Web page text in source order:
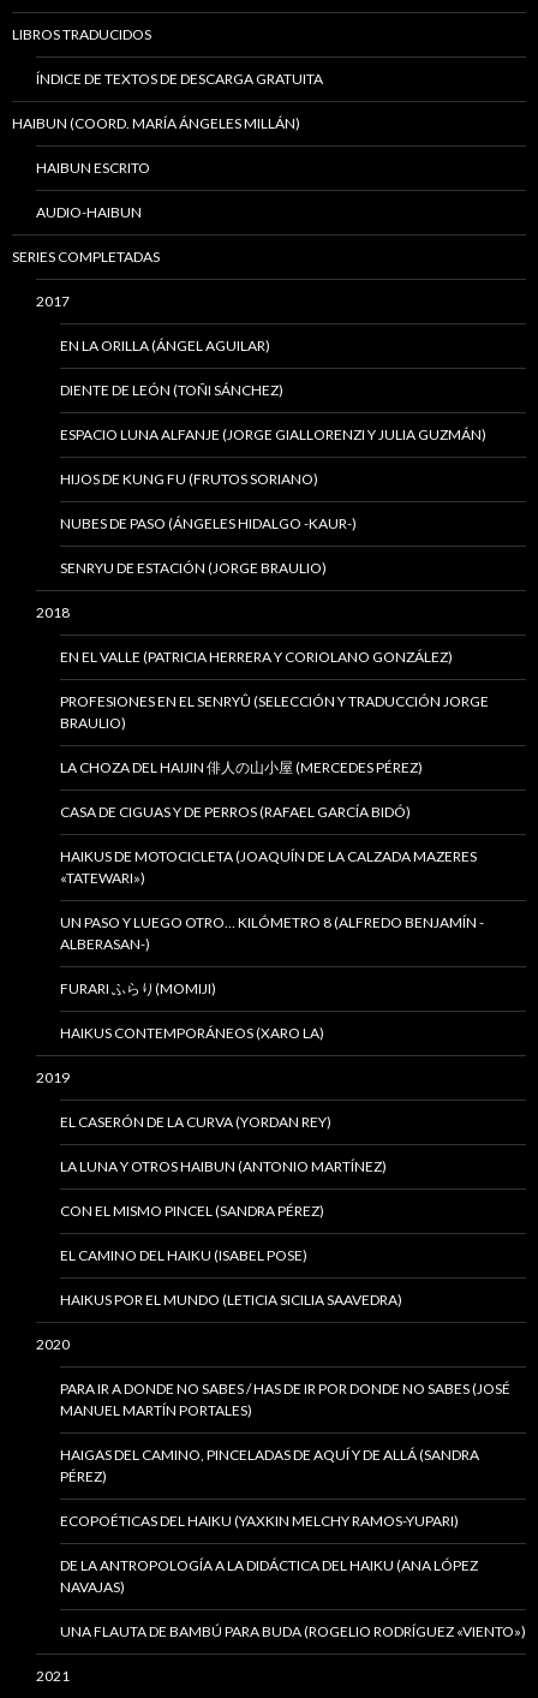
LIBROS TRADUCIDOS
ÍNDICE DE TEXTOS DE DESCARGA GRATUITA
HAIBUN (COORD. MARÍA ÁNGELES MILLÁN)
HAIBUN ESCRITO
AUDIO-HAIBUN
SERIES COMPLETADAS
2017
EN LA ORILLA (ÁNGEL AGUILAR)
DIENTE DE LEÓN (TOÑI SÁNCHEZ)
ESPACIO LUNA ALFANJE (JORGE GIALLORENZI Y JULIA GUZMÁN)
HIJOS DE KUNG FU (FRUTOS SORIANO)
NUBES DE PASO (ÁNGELES HIDALGO -KAUR-)
SENRYU DE ESTACIÓN (JORGE BRAULIO)
2018
EN EL VALLE (PATRICIA HERRERA Y CORIOLANO GONZÁLEZ)
PROFESIONES EN EL SENRYÛ (SELECCIÓN Y TRADUCCIÓN JORGE
BRAULIO)
LA CHOZA DEL HAIJIN 俳人の山小屋 (MERCEDES PÉREZ)
CASA DE CIGUAS Y DE PERROS (RAFAEL GARCÍA BIDÓ)
HAIKUS DE MOTOCICLETA (JOAQUÍN DE LA CALZADA MAZERES
«TATEWARI»)
UN PASO Y LUEGO OTRO… KILÓMETRO 8 (ALFREDO BENJAMÍN -
ALBERASAN-)
FURARI ふらり(MOMIJI)
HAIKUS CONTEMPORÁNEOS (XARO LA)
2019
EL CASERÓN DE LA CURVA (YORDAN REY)
LA LUNA Y OTROS HAIBUN (ANTONIO MARTÍNEZ)
CON EL MISMO PINCEL (SANDRA PÉREZ)
EL CAMINO DEL HAIKU (ISABEL POSE)
HAIKUS POR EL MUNDO (LETICIA SICILIA SAAVEDRA)
2020
PARA IR A DONDE NO SABES / HAS DE IR POR DONDE NO SABES (JOSÉ
MANUEL MARTÍN PORTALES)
HAIGAS DEL CAMINO, PINCELADAS DE AQUÍ Y DE ALLÁ (SANDRA
PÉREZ)
ECOPOÉTICAS DEL HAIKU (YAXKIN MELCHY RAMOS-YUPARI)
DE LA ANTROPOLOGÍA A LA DIDÁCTICA DEL HAIKU (ANA LÓPEZ
NAVAJAS)
UNA FLAUTA DE BAMBÚ PARA BUDA (ROGELIO RODRÍGUEZ «VIENTO»)
2021